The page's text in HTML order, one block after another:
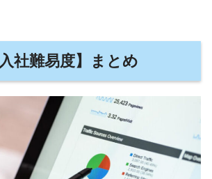
入社難易度】まとめ